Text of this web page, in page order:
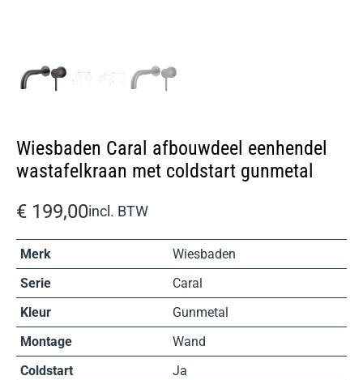
Wiesbaden Caral afbouwdeel eenhendel
wastafelkraan met coldstart gunmetal
€ 199,00incl. BTW
Merk
Wiesbaden
Serie
Caral
Kleur
Gunmetal
Montage
Wand
Coldstart
Ja